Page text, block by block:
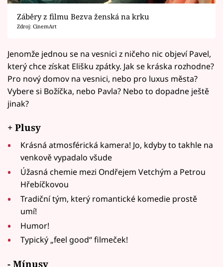
Záběry z filmu Bezva ženská na krku
Zdroj: CinemArt
Jenomže jednou se na vesnici z ničeho nic objeví Pavel,
který chce získat Elišku zpátky. Jak se kráska rozhodne?
Pro nový domov na vesnici, nebo pro luxus města?
Vybere si Božíčka, nebo Pavla? Nebo to dopadne ještě
jinak?
+ Plusy
Krásná atmosférická kamera! Jo, kdyby to takhle na
venkově vypadalo všude
Úžasná chemie mezi Ondřejem Vetchým a Petrou
Hřebíčkovou
Tradiční tým, který romantické komedie prostě
umí!
Humor!
Typický „feel good“ filmeček!
- Mínusy